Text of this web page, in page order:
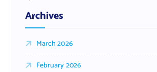
Archives
March 2026
February 2026